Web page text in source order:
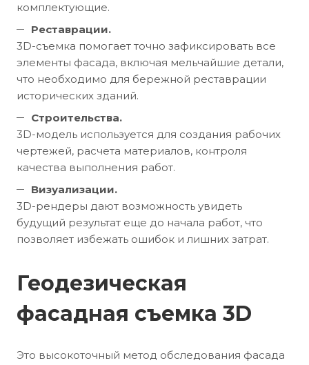
комплектующие.
Реставрации.
3D-съемка помогает точно зафиксировать все
элементы фасада, включая мельчайшие детали,
что необходимо для бережной реставрации
исторических зданий.
Строительства.
3D-модель используется для создания рабочих
чертежей, расчета материалов, контроля
качества выполнения работ.
Визуализации.
3D-рендеры дают возможность увидеть
будущий результат еще до начала работ, что
позволяет избежать ошибок и лишних затрат.
Геодезическая
фасадная съемка 3D
Это высокоточный метод обследования фасада